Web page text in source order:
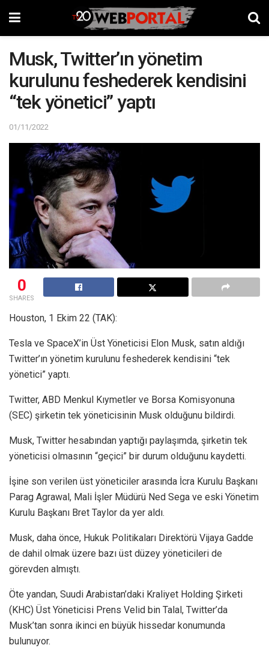
Musk, Twitter’ın yönetim
kurulunu feshederek kendisini
“tek yönetici” yaptı
01/11/2022
0
SHARES
Houston, 1 Ekim 22 (TAK):
Tesla ve SpaceX’in Üst Yöneticisi Elon Musk, satın aldığı
Twitter’ın yönetim kurulunu feshederek kendisini “tek
yönetici” yaptı.
Twitter, ABD Menkul Kıymetler ve Borsa Komisyonuna
(SEC) şirketin tek yöneticisinin Musk olduğunu bildirdi.
Musk, Twitter hesabından yaptığı paylaşımda, şirketin tek
yöneticisi olmasının “geçici” bir durum olduğunu kaydetti.
İşine son verilen üst yöneticiler arasında İcra Kurulu Başkanı
Parag Agrawal, Mali İşler Müdürü Ned Sega ve eski Yönetim
Kurulu Başkanı Bret Taylor da yer aldı.
Musk, daha önce, Hukuk Politikaları Direktörü Vijaya Gadde
de dahil olmak üzere bazı üst düzey yöneticileri de
görevden almıştı.
Öte yandan, Suudi Arabistan’daki Kraliyet Holding Şirketi
(KHC) Üst Yöneticisi Prens Velid bin Talal, Twitter’da
Musk’tan sonra ikinci en büyük hissedar konumunda
bulunuyor.